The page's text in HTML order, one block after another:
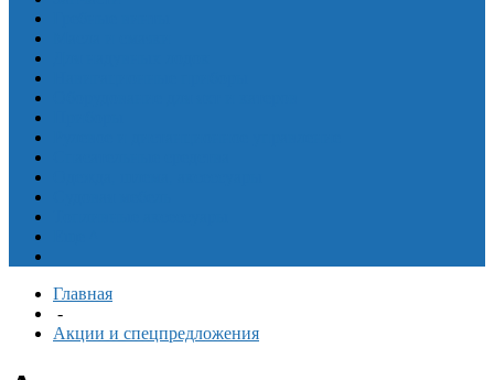
Главная
-
Акции и спецпредложения